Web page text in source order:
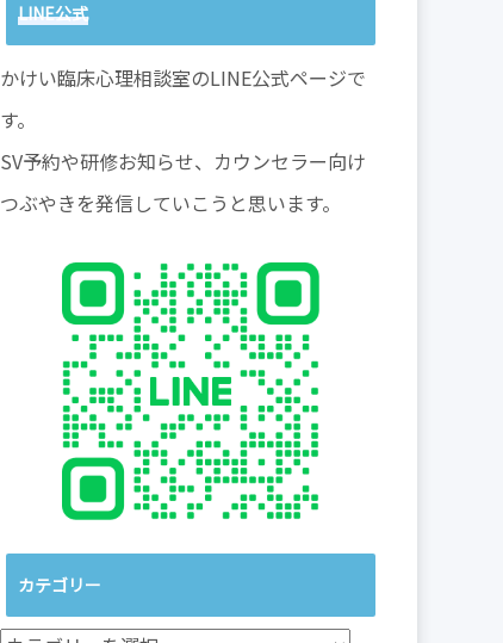
LINE公式
かけい臨床心理相談室のLINE公式ページで
す。
SV予約や研修お知らせ、カウンセラー向け
つぶやきを発信していこうと思います。
カテゴリー